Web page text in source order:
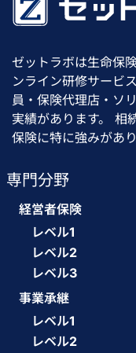
ゼットラボは生命保
ンライン研修サービ
員・保険代理店・ソ
実績があります。 相
保険に特に強みがあり
専門分野
経営者保険
レベル1
レベル2
レベル3
事業承継
レベル1
レベル2